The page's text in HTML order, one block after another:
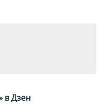
в Дзен